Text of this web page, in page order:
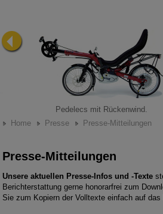
Pedelecs mit Rückenwind.
Home
Presse Presse-Mitteilungen
Presse-Mitteilungen
Unsere aktuellen Presse-Infos und -Texte
Berichterstattung gerne honorarfrei zum
Sie zum Kopiern der Volltexte einfach auf das